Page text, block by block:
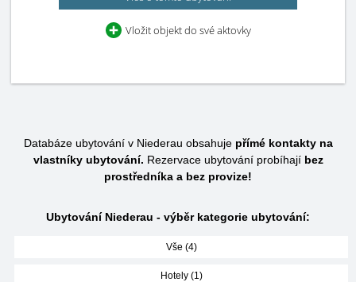
Vložit objekt do své aktovky
Databáze ubytování v Niederau obsahuje přímé kontakty na
vlastníky ubytování. Rezervace ubytování probíhají bez
prostředníka a bez provize!
Ubytování Niederau - výběr kategorie ubytování:
Vše (4)
Hotely (1)